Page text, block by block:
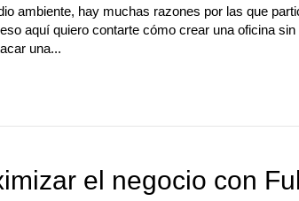
ambiente, hay muchas razones por las que
aquí quiero contarte cómo crear una oficina
una...
el negocio con